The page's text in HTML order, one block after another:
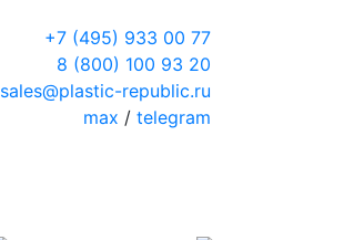
+7 (495) 933 00 77
8 (800) 100 93 20
sales@plastic-republic.ru
max / telegram